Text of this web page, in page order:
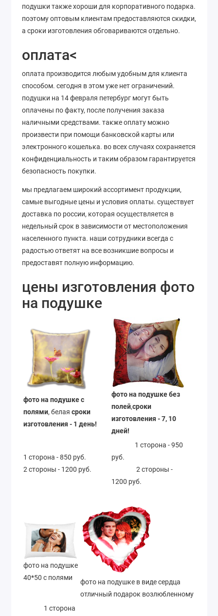
подушки также хороши для корпоративного подарка.
поэтому оптовым клиентам предоставляются скидки,
а сроки изготовления обговариваются отдельно.
оплата<
оплата производится любым удобным для клиента
способом. сегодня в этом уже нет ограничений.
подушки на 14 февраля петербург могут быть
оплачены по факту, после получения заказа
наличными средствами. также оплату можно
произвести при помощи банковской карты или
электронного кошелька. во всех случаях сохраняется
конфиденциальность и таким образом гарантируется
безопасность покупки.
мы предлагаем широкий ассортимент продукции,
самые выгодные цены и условия оплаты. существует
доставка по россии, которая осуществляется в
недельный срок в зависимости от местоположения
населенного пункта. наши сотрудники всегда с
радостью ответят на все возникшие вопросы и
предоставят полную информацию.
цены изготовления фото
на подушке
фото на подушке с
полями, белая сроки
изготовления - 1 день!
фото на подушке без
полей,сроки
изготовления - 7, 10
дней!
1 сторона - 850 руб.
2 стороны - 1200 руб.
1 сторона - 950
руб.
2 стороны -
1200 руб.
фото на подушке
40*50 с полями
фото на подушке в виде сердца
отличный подарок возлюбленному
1 сторона